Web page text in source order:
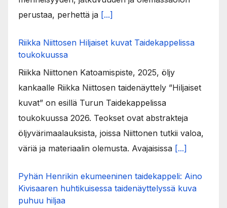
perustaa, perhettä ja [...]
Riikka Niittosen Hiljaiset kuvat Taidekappelissa
toukokuussa
Riikka Niittonen Katoamispiste, 2025, öljy
kankaalle Riikka Niittosen taidenäyttely ”Hiljaiset
kuvat” on esillä Turun Taidekappelissa
toukokuussa 2026. Teokset ovat abstrakteja
öljyvärimaalauksista, joissa Niittonen tutkii valoa,
väriä ja materiaalin olemusta. Avajaisissa [...]
Pyhän Henrikin ekumeeninen taidekappeli: Aino
Kivisaaren huhtikuisessa taidenäyttelyssä kuva
puhuu hiljaa